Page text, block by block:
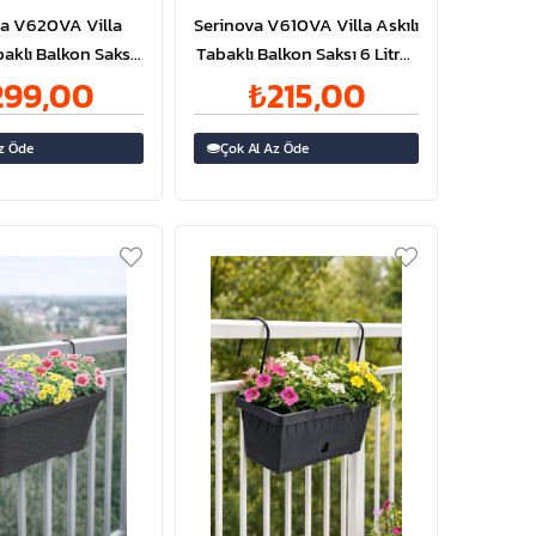
V620VA Villa
Balkon Saksı
| ID2947
Öde
Serinova V610VA Villa Askılı
Tabaklı Balkon Saksı 6 Litre |
ID2946
₺215,00
Çok Al Az Öde